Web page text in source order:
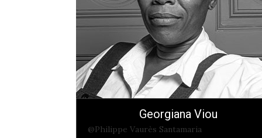
Georgiana Viou
@Philippe Vaurès Santamaria